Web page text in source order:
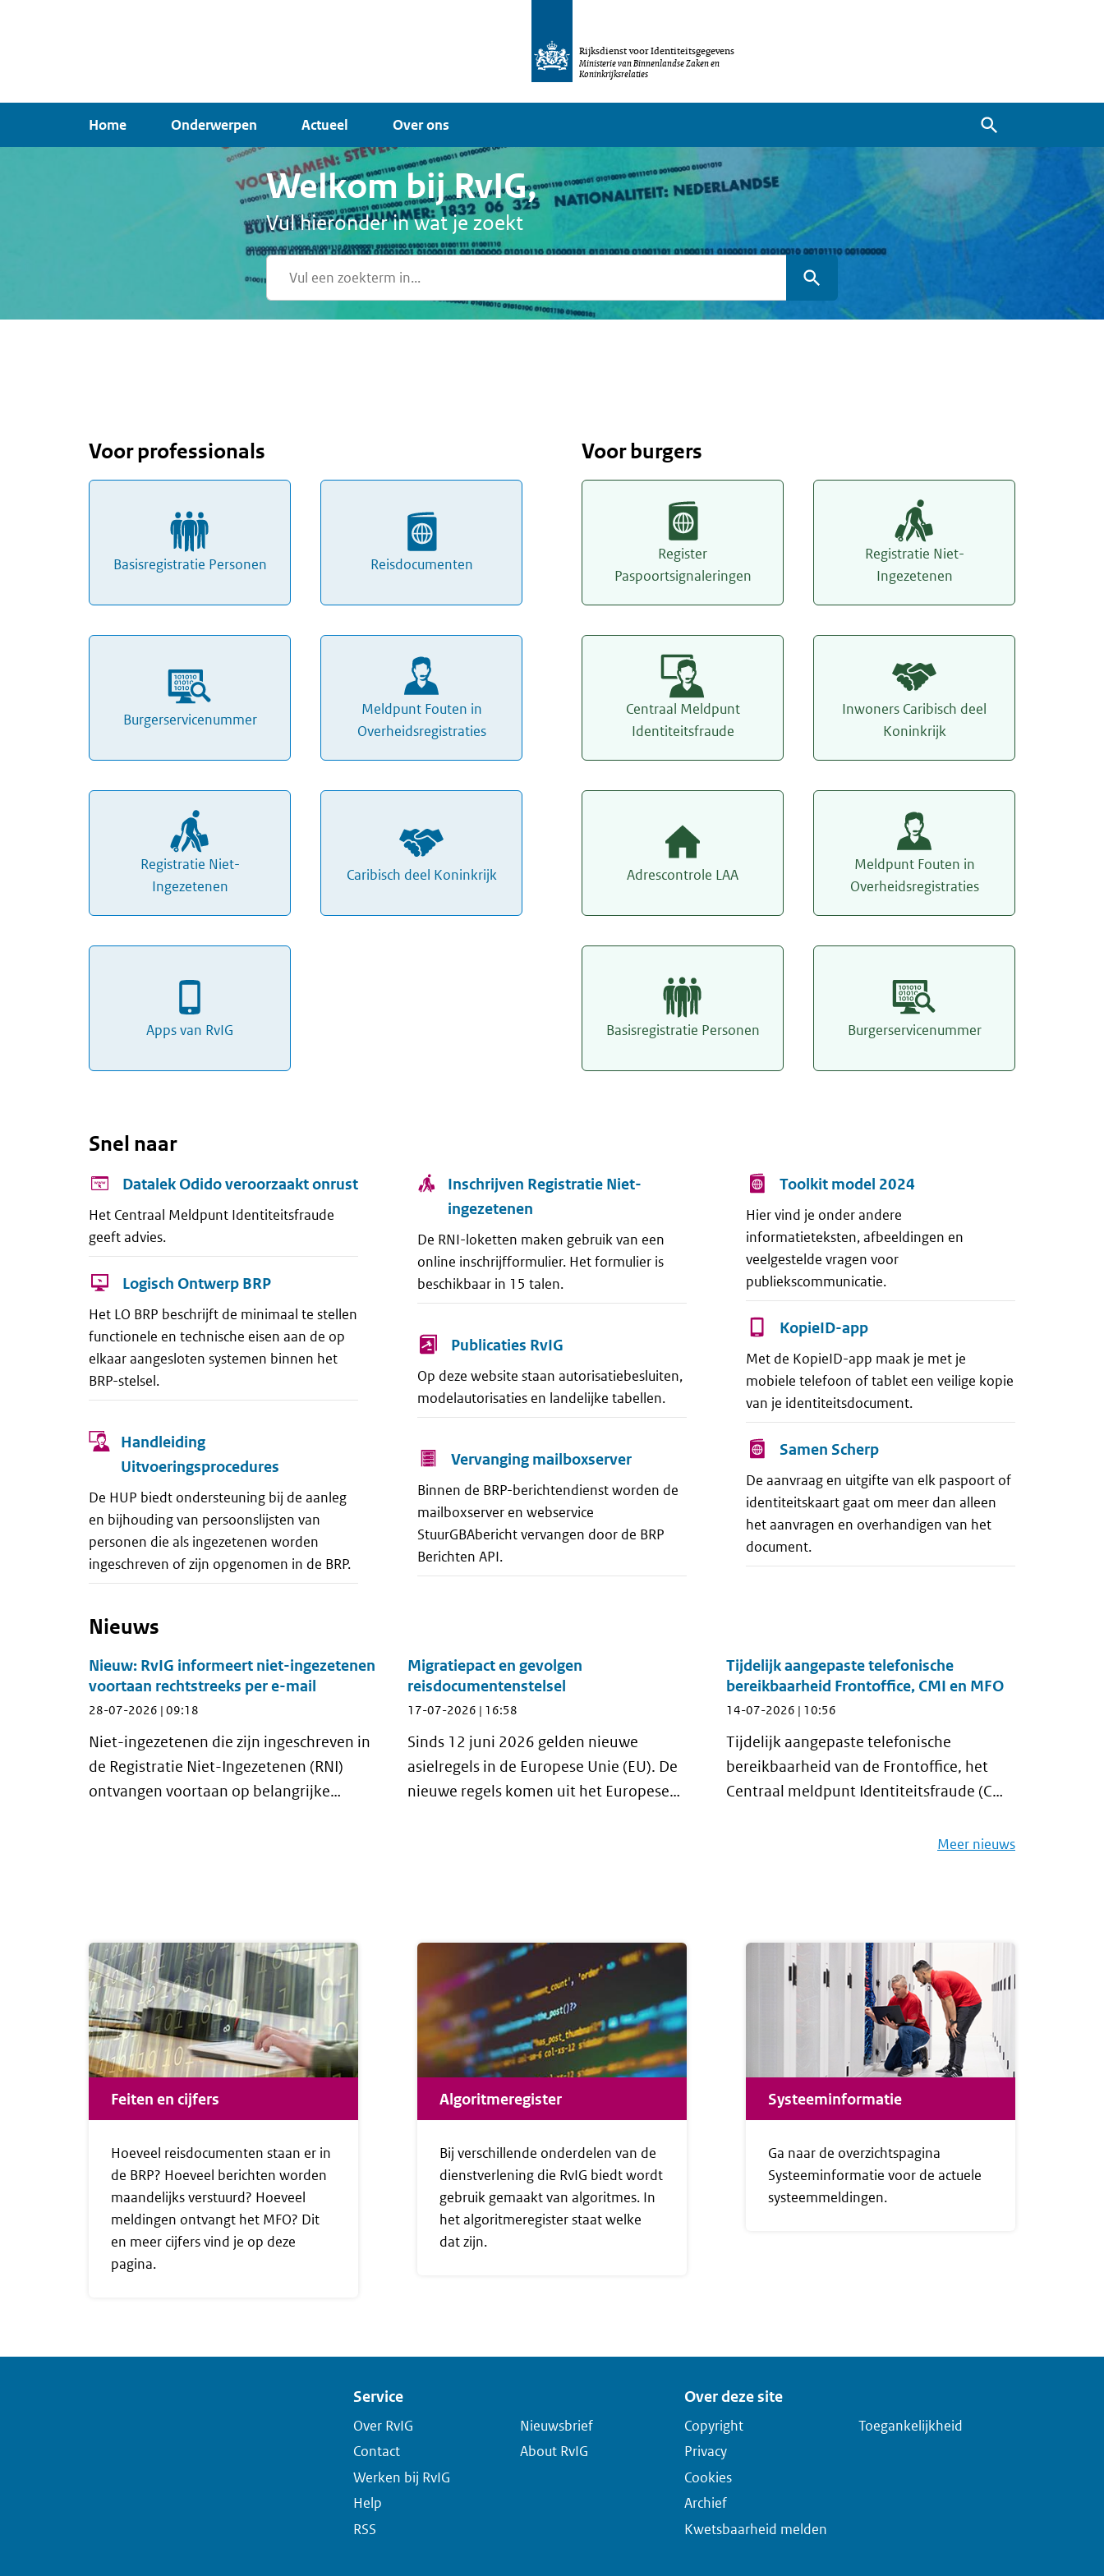
de
gaan
Rijksdienst voor Identiteitsgegevens
Ministerie van Binnenlandse Zaken en
Koninkrijksrelaties
Home Onderwerpen Actueel Over ons
Zoeken
Welkom bij RvIG,
Vul hieronder in wat je zoekt
een
zoekterm
Zoeken
Voor professionals
Basisregistratie Personen Reisdocumenten
Burgerservicenummer
Meldpunt Fouten in
Overheidsregistraties
Registratie Niet-
Ingezetenen
Caribisch deel Koninkrijk
Apps van RvIG
Voor burgers
Register
Paspoortsignaleringen
Registratie Niet-
Ingezetenen
Centraal Meldpunt
Identiteitsfraude
Inwoners Caribisch deel
Koninkrijk
Adrescontrole LAA
Meldpunt Fouten in
Overheidsregistraties
Basisregistratie Personen Burgerservicenummer
Snel naar
Datalek Odido veroorzaakt onrust
Het Centraal Meldpunt Identiteitsfraude
geeft advies.
Logisch Ontwerp BRP
Het LO BRP beschrijft de minimaal te stellen
functionele en technische eisen aan de op
elkaar aangesloten systemen binnen het
BRP-stelsel.
Handleiding
Uitvoeringsprocedures
De HUP biedt ondersteuning bij de aanleg
en bijhouding van persoonslijsten van
personen die als ingezetenen worden
ingeschreven of zijn opgenomen in de BRP.
Inschrijven Registratie Niet-
ingezetenen
De RNI-loketten maken gebruik van een
online inschrijfformulier. Het formulier is
beschikbaar in 15 talen.
Publicaties RvIG
Op deze website staan autorisatiebesluiten,
modelautorisaties en landelijke tabellen.
Vervanging mailboxserver
Binnen de BRP-berichtendienst worden de
mailboxserver en webservice
StuurGBAbericht vervangen door de BRP
Berichten API.
Toolkit model 2024
Hier vind je onder andere
informatieteksten, afbeeldingen en
veelgestelde vragen voor
publiekscommunicatie.
KopieID-app
Met de KopieID-app maak je met je
mobiele telefoon of tablet een veilige kopie
van je identiteitsdocument.
Samen Scherp
De aanvraag en uitgifte van elk paspoort of
identiteitskaart gaat om meer dan alleen
het aanvragen en overhandigen van het
document.
Nieuws
Nieuw: RvIG informeert niet-ingezetenen
voortaan rechtstreeks per e-mail
28-07-2026 | 09:18
Niet-ingezetenen die zijn ingeschreven in
de Registratie Niet-Ingezetenen (RNI)
ontvangen voortaan op belangrijke
ontvangen zij op het juiste moment
informatie die past bij hun situatie.
Migratiepact en gevolgen
reisdocumentenstelsel
17-07-2026 | 16:58
Sinds 12 juni 2026 gelden nieuwe
asielregels in de Europese Unie (EU). De
nieuwe regels komen uit het Europese
vragen. In de Vreemdelingenwet 2000
worden met het Migratiepact drie nieuwe
verblijfstitels geïntroduceerd die die
gevolgen hebben voor het
reisdocumentenstelsel .
Tijdelijk aangepaste telefonische
bereikbaarheid Frontoffice, CMI en MFO
14-07-2026 | 10:56
Tijdelijk aangepaste telefonische
bereikbaarheid van de Frontoffice, het
Centraal meldpunt Identiteitsfraude (CMI)
Meer nieuws
Feiten en cijfers
Hoeveel reisdocumenten staan er in
de BRP? Hoeveel berichten worden
maandelijks verstuurd? Hoeveel
meldingen ontvangt het MFO? Dit
en meer cijfers vind je op deze
pagina.
Algoritmeregister
Bij verschillende onderdelen van de
dienstverlening die RvIG biedt wordt
gebruik gemaakt van algoritmes. In
het algoritmeregister staat welke
dat zijn.
Systeeminformatie
Ga naar de overzichtspagina
Systeeminformatie voor de actuele
systeemmeldingen.
Service
Over RvIG
Contact
Werken bij RvIG
Help
RSS
Nieuwsbrief
About RvIG
Over deze site
Copyright
Privacy
Cookies
Archief
Kwetsbaarheid melden
Toegankelijkheid